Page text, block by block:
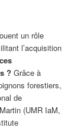
un rôle
l’acquisition
? Grâce à
forestiers,
de
(UMR IaM,